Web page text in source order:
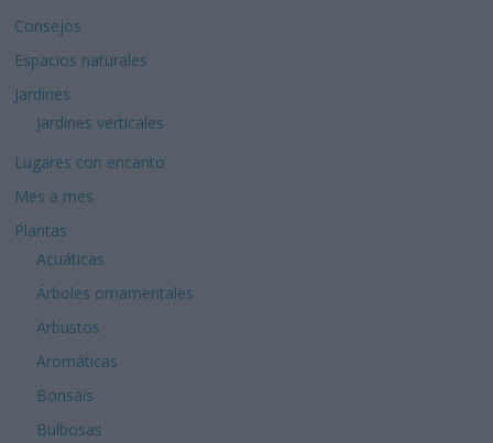
Consejos
Espacios naturales
Jardines
Jardines verticales
Lugares con encanto
Mes a mes
Plantas
Acuáticas
Árboles ornamentales
Arbustos
Aromáticas
Bonsáis
Bulbosas